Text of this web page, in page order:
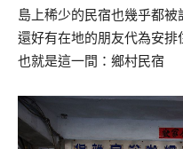
島上稀少的民宿也幾乎都被
還好有在地的朋友代為安排
也就是這一間：鄉村民宿